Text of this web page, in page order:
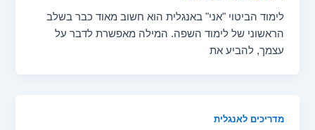
לימוד הביטוי "אני" באנגלית הוא חשוב מאוד כבר בשלב
הראשוני של לימוד השפה. המילה מאפשרת לדבר על
עצמך, להביע את
מדריכים לאנגלית